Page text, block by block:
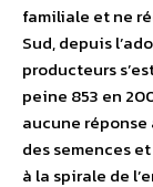
familiale et ne
Sud, depuis
producteurs
peine 853 en
aucune réponse
des semences
à la spirale de